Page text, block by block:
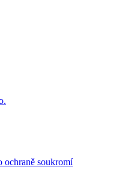
ochraně soukromí